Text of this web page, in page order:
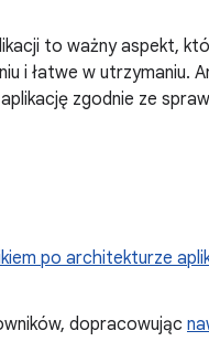
to ważny aspekt,
i łatwe w utrzymaniu.
zgodnie ze
po architekturze
dopracowując